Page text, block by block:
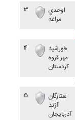
۳
اوحدي
مراغه
۴
خورشيد
مهر قروه
کردستان
۵
ستارگان
آژند
آذربايجان